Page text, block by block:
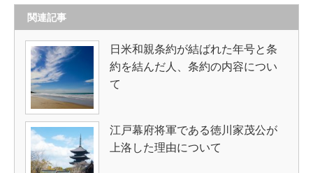
関連記事
日米和親条約が結ばれた年号と条
約を結んだ人、条約の内容につい
て
江戸幕府将軍である徳川家茂公が
上洛した理由について